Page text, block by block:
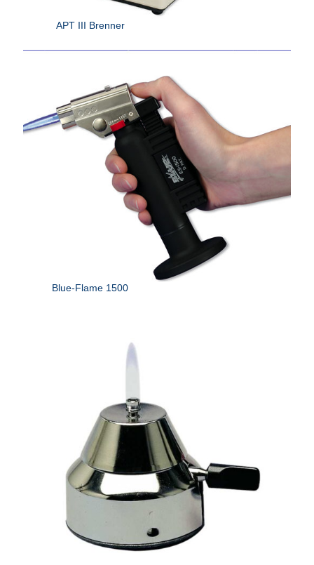
APT III Brenner
Blue-Flame 1500